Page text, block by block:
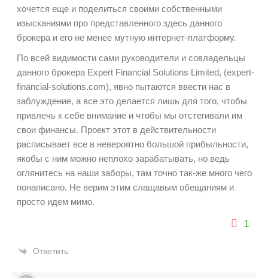
хочется еще и поделиться своими собственными
изысканиями про представленного здесь данного
брокера и его не менее мутную интернет-платформу.
По всей видимости сами руководители и совладельцы
данного брокера Expert Financial Solutions Limited, (expert-
financial-solutions.com), явно пытаются ввести нас в
заблуждение, а все это делается лишь для того, чтобы
привлечь к себе внимание и чтобы мы отстегивали им
свои финансы. Проект этот в действительности
расписывает все в невероятно большой прибыльности,
якобы с ним можно неплохо зарабатывать, но ведь
оглянитесь на наши заборы, там точно так-же много чего
понаписано. Не верим этим слащавым обещаниям и
просто идем мимо.
1
Ответить